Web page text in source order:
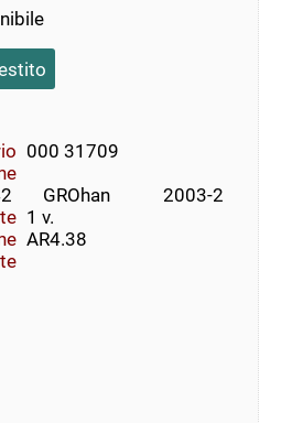
000 31709
GROhan            2003-2
1 v.
AR4.38